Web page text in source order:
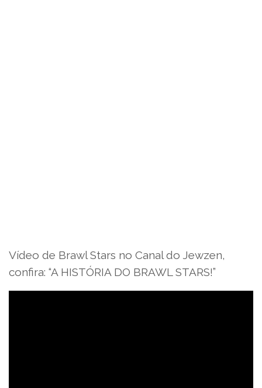
Vídeo de Brawl Stars no Canal do Jewzen,
confira: “A HISTÓRIA DO BRAWL STARS!”